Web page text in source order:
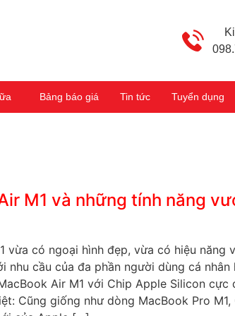
Bảng báo giá Tin tức Tuyển dụng
M1 và những tính năng
vừa có ngoại hình đẹp, vừa có hiệu năng
nhu cầu của đa phần người dùng cá nhân
Air M1 với Chip Apple Silicon cực
Cũng giống như dòng MacBook Pro M1,